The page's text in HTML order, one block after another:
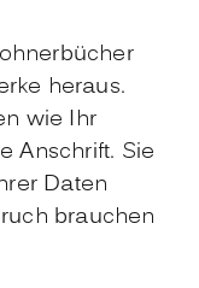
heraus.
wie Ihr
Anschrift. Sie
Daten
brauchen